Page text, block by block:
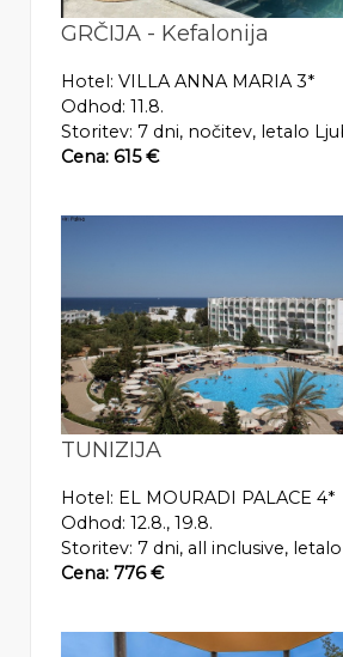
GRČIJA - Kefalonija
Hotel: VILLA ANNA MARIA 3*
Odhod: 11.8.
Storitev: 7 dni, nočitev, letalo
Cena: 615 €
TUNIZIJA
Hotel: EL MOURADI PALACE 4*
Odhod: 12.8., 19.8.
Storitev: 7 dni, all inclusive,
Cena: 776 €